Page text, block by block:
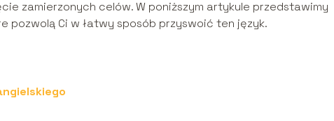
zamierzonych celów. W poniższym artykule przedstawimy
pozwolą Ci w łatwy sposób przyswoić ten język.